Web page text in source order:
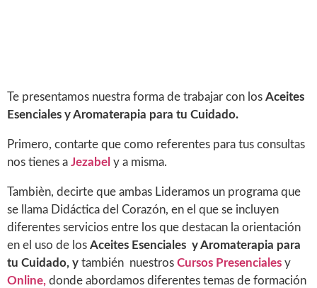
Te presentamos nuestra forma de trabajar con los Aceites
Esenciales y Aromaterapia para tu Cuidado.
Primero, contarte que como referentes para tus consultas
nos tienes a Jezabel y a misma.
Tambièn, decirte que ambas Lideramos un programa que
se llama Didáctica del Corazón, en el que se incluyen
diferentes servicios entre los que destacan la orientación
en el uso de los Aceites Esenciales y Aromaterapia para
tu Cuidado, y también nuestros Cursos Presenciales y
Online, donde abordamos diferentes temas de formación